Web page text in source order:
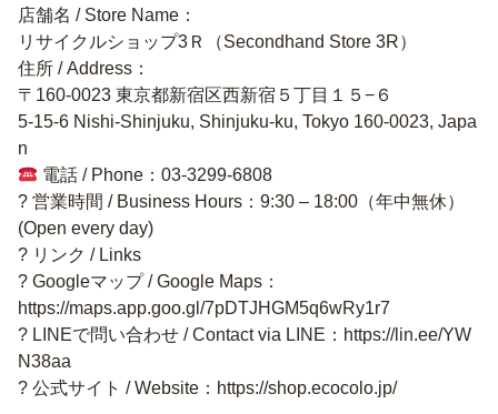
店舗名 / Store Name：
リサイクルショップ3Ｒ（Secondhand Store 3R）
住所 / Address：
〒160-0023 東京都新宿区西新宿５丁目１５−６
5-15-6 Nishi-Shinjuku, Shinjuku-ku, Tokyo 160-0023, Japa
n
電話 / Phone：03-3299-6808
? 営業時間 / Business Hours：9:30 – 18:00（年中無休）
(Open every day)
? リンク / Links
? Googleマップ / Google Maps：
https://maps.app.goo.gl/7pDTJHGM5q6wRy1r7
? LINEで問い合わせ / Contact via LINE：https://lin.ee/YW
N38aa
? 公式サイト / Website：https://shop.ecocolo.jp/